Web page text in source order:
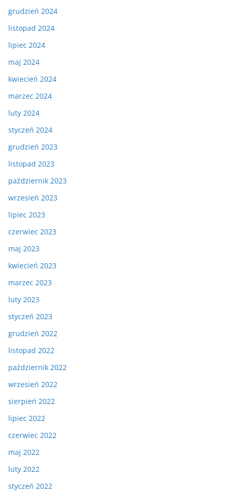
grudzień 2024
listopad 2024
lipiec 2024
maj 2024
kwiecień 2024
marzec 2024
luty 2024
styczeń 2024
grudzień 2023
listopad 2023
październik 2023
wrzesień 2023
lipiec 2023
czerwiec 2023
maj 2023
kwiecień 2023
marzec 2023
luty 2023
styczeń 2023
grudzień 2022
listopad 2022
październik 2022
wrzesień 2022
sierpień 2022
lipiec 2022
czerwiec 2022
maj 2022
luty 2022
styczeń 2022